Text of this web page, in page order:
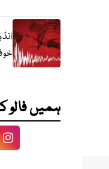
ہمیں فالو
Facebook